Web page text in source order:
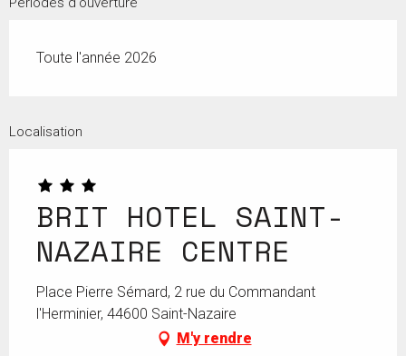
Toute l'année 2026
Localisation
BRIT HOTEL SAINT-
NAZAIRE CENTRE
Place Pierre Sémard, 2 rue du Commandant
l'Herminier, 44600 Saint-Nazaire
M'y rendre